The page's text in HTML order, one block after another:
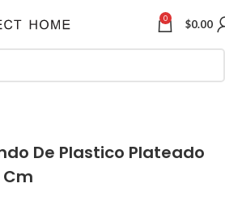
0 $0.00
De Plastico Plateado